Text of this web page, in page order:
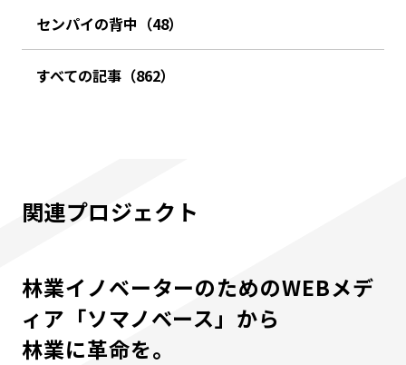
センパイの背中（48）
すべての記事（862）
関連プロジェクト
林業イノベーターのためのWEBメデ
ィア「ソマノベース」から
林業に革命を。